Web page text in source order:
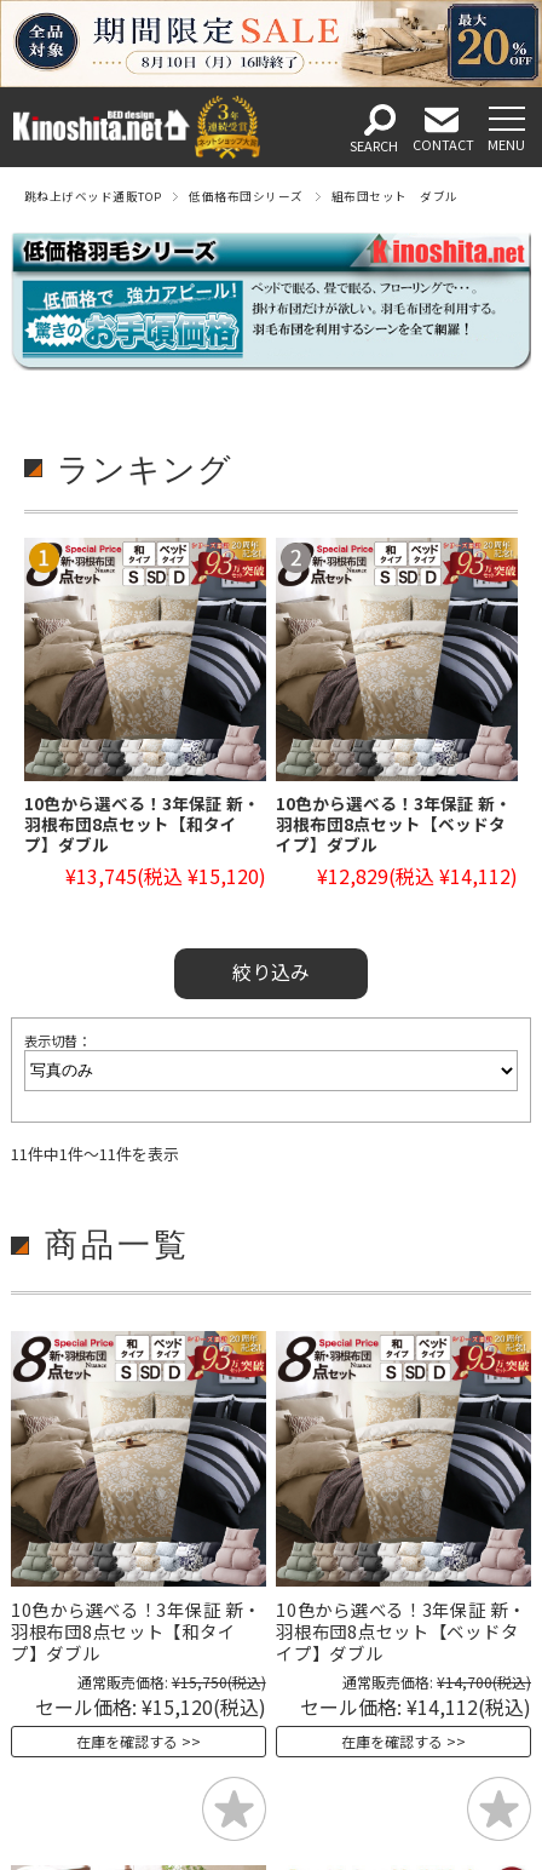
跳ね上げベッド通販TOP 低価格布団シリーズ 組布団セット ダブル
ランキング
10色から選べる！3年保証 新・
羽根布団8点セット【和タイ
プ】ダブル
¥13,745(税込 ¥15,120)
10色から選べる！3年保証 新・
羽根布団8点セット【ベッドタ
イプ】ダブル
¥12,829(税込 ¥14,112)
絞り込み
表示切替：
11件中1件～11件を表示
商品一覧
10色から選べる！3年保証 新・
羽根布団8点セット【和タイ
プ】ダブル
通常販売価格: ¥15,750(税込)
セール価格: ¥15,120(税込)
在庫を確認する
10色から選べる！3年保証 新・
羽根布団8点セット【ベッドタ
イプ】ダブル
通常販売価格: ¥14,700(税込)
セール価格: ¥14,112(税込)
在庫を確認する